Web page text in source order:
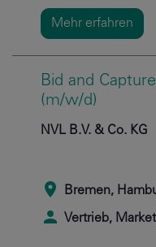
Mehr erfahren
Bid and
(m/w/d)
NVL B.V. & Co. KG
Bremen,
Vertrieb,